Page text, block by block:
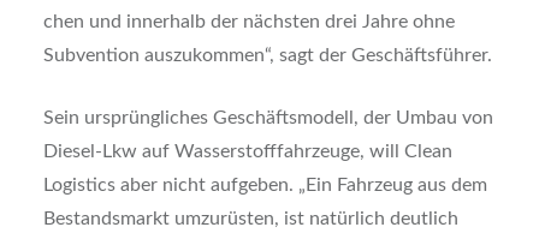
chen und inner­halb der nächs­ten drei Jah­re ohne
Sub­ven­ti­on aus­zu­kom­men“, sagt der Geschäfts­füh­rer.
Sein ursprüng­li­ches Geschäfts­mo­dell, der Umbau von
Die­sel-Lkw auf Was­ser­stoff­fahr­zeu­ge, will Clean
Logi­stics aber nicht auf­ge­ben. „Ein Fahr­zeug aus dem
Bestands­markt umzu­rüs­ten, ist natür­lich deut­lich